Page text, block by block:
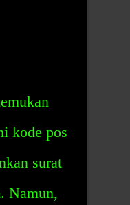
kode pos
surat
Namun,